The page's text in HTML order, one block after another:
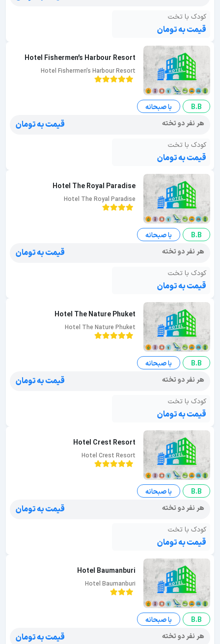
کودک با تخت
قیمت به تومان
Hotel Fishermen’s Harbour Resort
Hotel Fishermen’s Harbour Resort
B.B
با صبحانه
هر نفر دو تخته
قیمت به تومان
کودک با تخت
قیمت به تومان
Hotel The Royal Paradise
Hotel The Royal Paradise
B.B
با صبحانه
هر نفر دو تخته
قیمت به تومان
کودک با تخت
قیمت به تومان
Hotel The Nature Phuket
Hotel The Nature Phuket
B.B
با صبحانه
هر نفر دو تخته
قیمت به تومان
کودک با تخت
قیمت به تومان
Hotel Crest Resort
Hotel Crest Resort
B.B
با صبحانه
هر نفر دو تخته
قیمت به تومان
کودک با تخت
قیمت به تومان
Hotel Baumanburi
Hotel Baumanburi
B.B
با صبحانه
هر نفر دو تخته
قیمت به تومان